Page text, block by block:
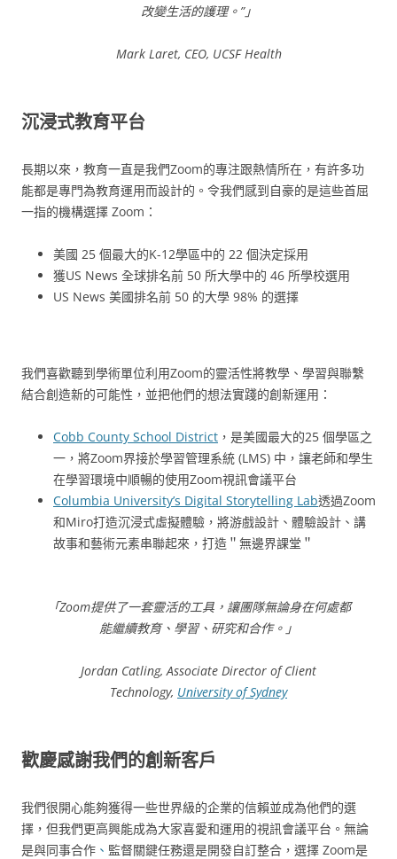
改變生活的護理。”」
Mark Laret, CEO, UCSF Health
沉浸式教育平台
長期以來，教育一直是我們Zoom的專注跟熱情所在，有許多功
能都是專門為教育運用而設計的。令我們感到自豪的是這些首屈
一指的機構選擇 Zoom：
美國 25 個最大的K-12學區中的 22 個決定採用
獲US News 全球排名前 50 所大學中的 46 所學校選用
US News 美國排名前 50 的大學 98% 的選擇
我們喜歡聽到學術單位利用Zoom的靈活性將教學、學習與聯繫
結合創造新的可能性，並把他們的想法實踐的創新運用：
Cobb County School District ，是美國最大的25 個學區之
一，將Zoom界接於學習管理系統 (LMS) 中，讓老師和學生
在學習環境中順暢的使用Zoom視訊會議平台
Columbia University’s Digital Storytelling Lab透過Zoom
和Miro打造沉浸式虛擬體驗，將游戲設計、體驗設計、講
故事和藝術元素串聯起來，打造＂無邊界課堂＂
「Zoom提供了一套靈活的工具，讓團隊無論身在何處都
能繼續教育、學習、研究和合作。 」
Jordan Catling, Associate Director of Client
Technology, University of Sydney
歡慶感謝我們的創新客戶
我們很開心能夠獲得一些世界級的企業的信賴並成為他們的選
擇，但我們更高興能成為大家喜愛和運用的視訊會議平台。無論
是與同事合作 、 監督關鍵任務還是開發自訂整合，選擇 Zoom是